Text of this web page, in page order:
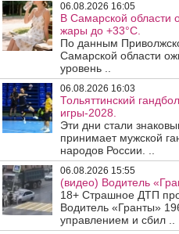
06.08.2026 16:05
В Самарской области
жары до +33°C.
По данным
Самарской области
уровень ..
06.08.2026 16:03
Тольяттинский
игры-2028.
Эти дни стали
принимает мужской
народов России. ..
06.08.2026 15:55
(видео) Водитель
18+ Страшное ДТП
Водитель «Гранты»
управлением и сбил ..